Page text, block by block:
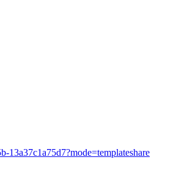
13a37c1a75d7?mode=templateshare